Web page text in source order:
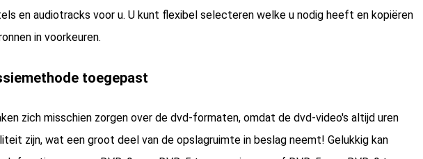
en audiotracks voor u. U kunt flexibel selecteren welke u nodig heeft en kopiëren
in voorkeuren.
toegepast
zich misschien zorgen over de dvd-formaten, omdat de dvd-video's altijd uren
zijn, wat een groot deel van de opslagruimte in beslag neemt! Gelukkig kan